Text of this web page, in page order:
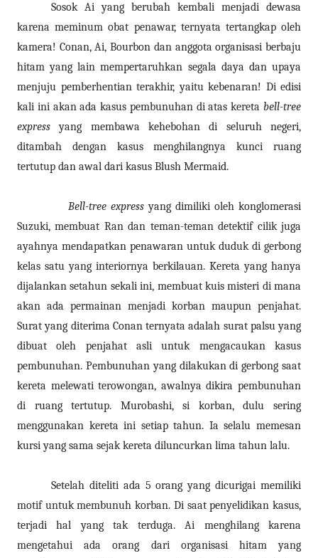
Sosok Ai yang berubah kembali menjadi dewasa
karena meminum obat penawar, ternyata tertangkap oleh
kamera! Conan, Ai, Bourbon dan anggota organisasi berbaju
hitam yang lain mempertaruhkan segala daya dan upaya
menjuju pemberhentian terakhir, yaitu kebenaran! Di edisi
kali ini akan ada kasus pembunuhan di atas kereta bell-tree
express yang membawa kehebohan di seluruh negeri,
ditambah dengan kasus menghilangnya kunci ruang
tertutup dan awal dari kasus Blush Mermaid.
Bell-tree expressyang dimiliki oleh konglomerasi
Suzuki, membuat Ran dan teman-teman detektif cilik juga
ayahnya mendapatkan penawaran untuk duduk di gerbong
kelas satu yang interiornya berkilauan. Kereta yang hanya
dijalankan setahun sekali ini, membuat kuis misteri di mana
akan ada permainan menjadi korban maupun penjahat.
Surat yang diterima Conan ternyata adalah surat palsu yang
dibuat oleh penjahat asli untuk mengacaukan kasus
pembunuhan. Pembunuhan yang dilakukan di gerbong saat
kereta melewati terowongan, awalnya dikira pembunuhan
di ruang tertutup. Murobashi, si korban, dulu sering
menggunakan kereta ini setiap tahun. Ia selalu memesan
kursi yang sama sejak kereta diluncurkan lima tahun lalu.
Setelah diteliti ada 5 orang yang dicurigai memiliki
motif untuk membunuh korban. Di saat penyelidikan kasus,
terjadi hal yang tak terduga. Ai menghilang karena
mengetahui ada orang dari organisasi hitam yang